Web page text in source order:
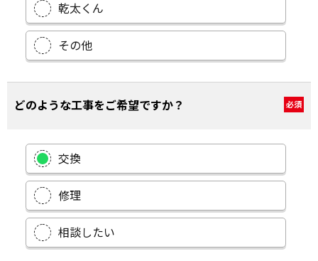
乾太くん
その他
どのような工事をご希望ですか？ 必須
交換
修理
相談したい